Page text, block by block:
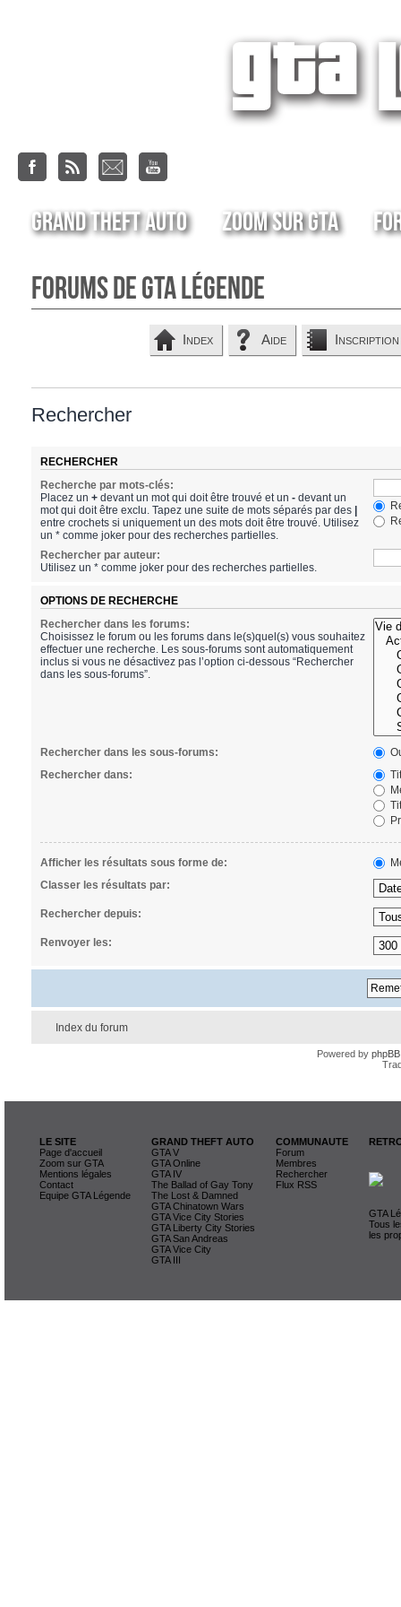
Grand Theft Auto Zoom sur GTA
Forums de GTA Légende
Index Aide Inscription
Rechercher
RECHERCHER
Recherche par mots-clés:
Placez un +devant un mot qui doit être trouvé et un -devant un
mot qui doit être exclu. Tapez une suite de mots séparés par des
entre crochets si uniquement un des mots doit être trouvé. Utilisez
un * comme joker pour des recherches partielles.
Rechercher par auteur:
Utilisez un * comme joker pour des recherches partielles.
OPTIONS DE RECHERCHE
Rechercher dans les forums:
Choisissez le forum ou les forums dans le(s)quel(s) vous souhaitez
effectuer une recherche. Les sous-forums sont automatiquement
inclus si vous ne désactivez pas l’option ci-dessous “Rechercher
dans les sous-forums”.
Rechercher dans les sous-forums:
Rechercher dans:
Afficher les résultats sous forme de:
Classer les résultats par:
Rechercher depuis:
Renvoyer les:
Index du forum
Powered by phpBB
LE SITE
Page d'accueil
Zoom sur GTA
Mentions légales
Contact
Equipe GTA Légende
GRAND THEFT AUTO
GTA V
GTA Online
GTA IV
The Ballad of Gay Tony
The Lost & Damned
GTA Chinatown Wars
GTA Vice City Stories
GTA Liberty City Stories
GTA San Andreas
GTA Vice City
GTA III
COMMUNAUTE
Forum
Membres
Rechercher
Flux RSS
GTA
Tous
les